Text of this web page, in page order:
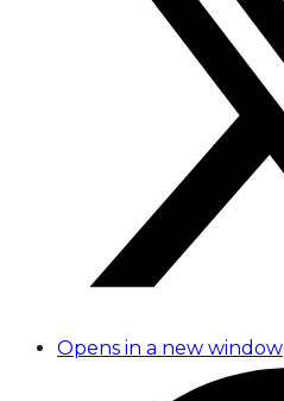
Opens in a new window